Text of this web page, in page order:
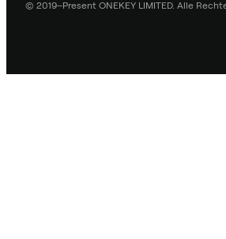
© 2019–Present ONEKEY LIMITED. Alle